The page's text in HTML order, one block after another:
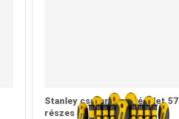
Stanley csavarhúzó készlet 57
részes